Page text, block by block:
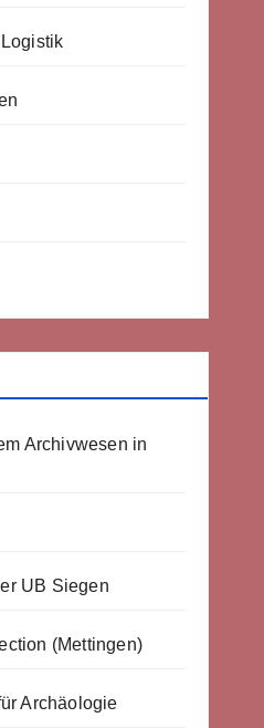
Archivwesen in
UB Siegen
(Mettingen)
Archäologie